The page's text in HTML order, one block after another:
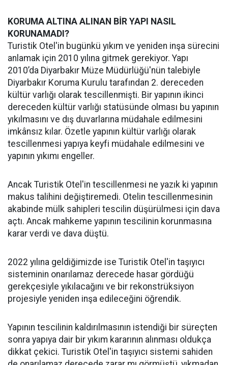
KORUMA ALTINA ALINAN BİR YAPI NASIL
KORUNAMADI?
Turistik Otel'in bugünkü yıkım ve yeniden inşa sürecini
anlamak için 2010 yılına gitmek gerekiyor. Yapı
2010’da Diyarbakır Müze Müdürlüğü'nün talebiyle
Diyarbakır Koruma Kurulu tarafından 2. dereceden
kültür varlığı olarak tescillenmişti. Bir yapının ikinci
dereceden kültür varlığı statüsünde olması bu yapının
yıkılmasını ve dış duvarlarına müdahale edilmesini
imkânsız kılar. Özetle yapının kültür varlığı olarak
tescillenmesi yapıya keyfi müdahale edilmesini ve
yapının yıkımı engeller.
Ancak Turistik Otel'in tescillenmesi ne yazık ki yapının
makus talihini değiştiremedi. Otelin tescillenmesinin
akabinde mülk sahipleri tescilin düşürülmesi için dava
açtı. Ancak mahkeme yapının tescilinin korunmasına
karar verdi ve dava düştü.
2022 yılına geldiğimizde ise Turistik Otel'in taşıyıcı
sisteminin onarılamaz derecede hasar gördüğü
gerekçesiyle yıkılacağını ve bir rekonstrüksiyon
projesiyle yeniden inşa edileceğini öğrendik.
Yapının tescilinin kaldırılmasının istendiği bir süreçten
sonra yapıya dair bir yıkım kararının alınması oldukça
dikkat çekici. Turistik Otel'in taşıyıcı sistemi sahiden